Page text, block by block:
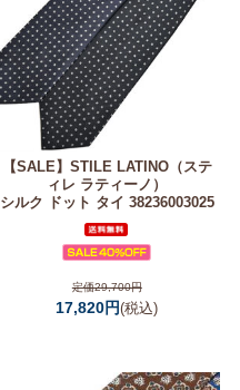
【SALE】 STILE LATINO（ステ
ィレ ラティーノ）
シルク ドット タイ 38236003025
定価29,700円
17,820円(税込)